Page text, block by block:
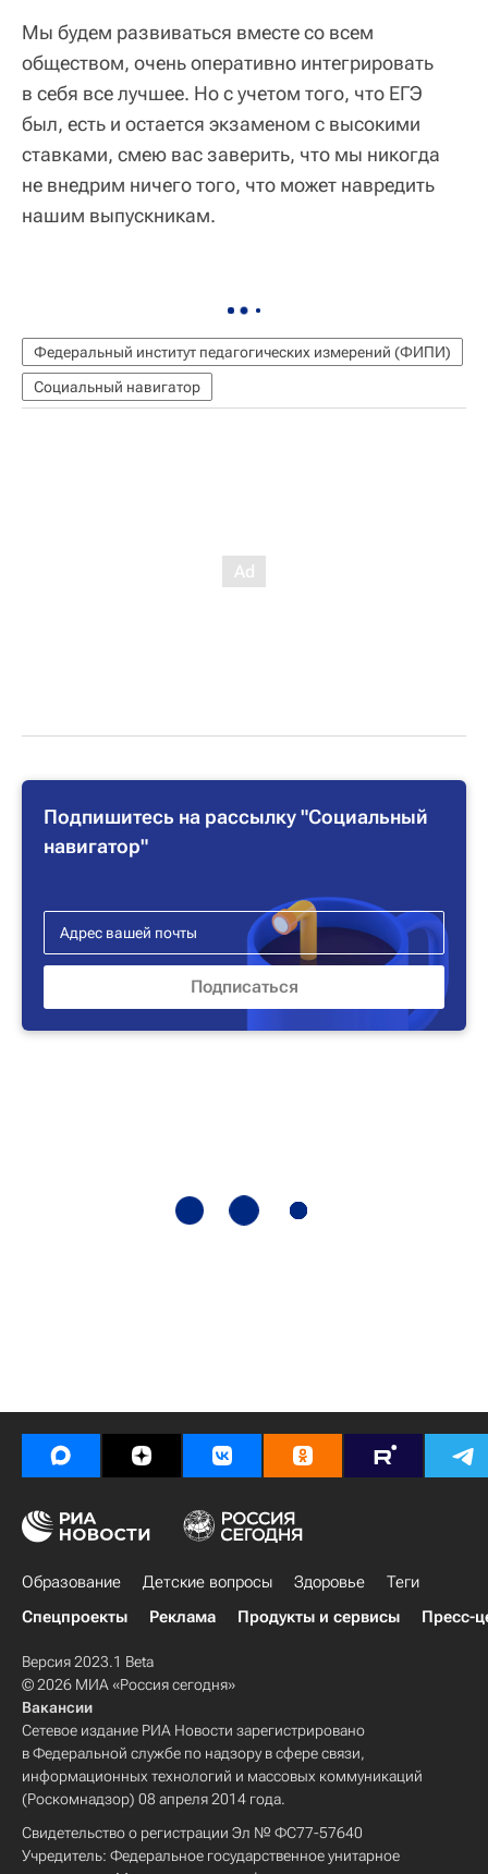
Мы будем развиваться вместе со всем
обществом, очень оперативно интегрировать
в себя все лучшее. Но с учетом того, что ЕГЭ
был, есть и остается экзаменом с высокими
ставками, смею вас заверить, что мы никогда
не внедрим ничего того, что может навредить
нашим выпускникам.
Федеральный институт педагогических измерений (ФИПИ)
Социальный навигатор
Подпишитесь на рассылку "Социальный
навигатор"
Образование Детские вопросы Здоровье
Теги
Спецпроекты
Реклама Продукты и сервисы Пресс-
Версия 2023.1 Beta
© 2026 МИА «Россия сегодня»
Вакансии
Сетевое издание РИА Новости зарегистрировано
в Федеральной службе по надзору в сфере связи,
информационных технологий и массовых коммуникаций
(Роскомнадзор) 08 апреля 2014 года.
Свидетельство о регистрации Эл № ФС77-57640
Учредитель: Федеральное государственное унитарное